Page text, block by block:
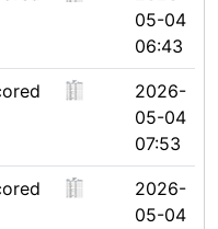
05-04
06:43
2026-
05-04
07:53
2026-
05-04